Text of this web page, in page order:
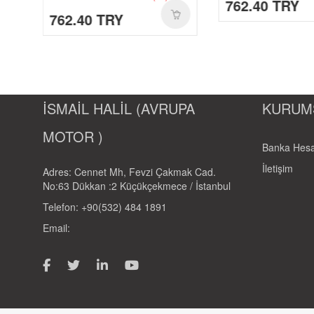
MOTOR İÇ LASTIK-1-
GIYIM-KASK-AKSESUAR-1-
YAĞ-HIDROLIK-1-
KAPORTA SETLERI-1-
SCT-PASIFIK-1-
762.40 TRY
762.40 TRY
İSMAİL HALİL (AVRUPA
MOTOR )
Adres: Cennet Mh, Fevzi Çakmak Cad.
No:63 Dükkan :2 Küçükçekmece / İstanbul
Telefon: +90(532) 484 1891
Email:
Banka
İletişim